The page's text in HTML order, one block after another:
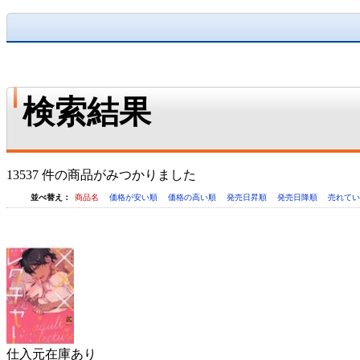
検索結果
13537 件の商品がみつかりました
並べ替え： 商品名 価格が安い順 価格の高い順 発売日昇順 発売日降順 売れて
仕入元在庫あり